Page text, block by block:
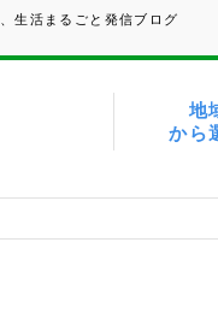
生活まるごと発信ブログ
地
から